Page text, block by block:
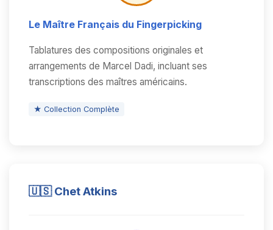
Le Maître Français du Fingerpicking
Tablatures des compositions originales et
arrangements de Marcel Dadi, incluant ses
transcriptions des maîtres américains.
★ Collection Complète
🇺🇸 Chet Atkins